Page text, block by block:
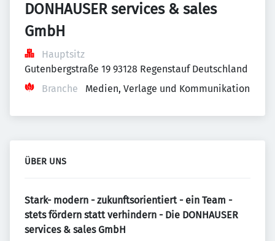
DONHAUSER services & sales
GmbH
Hauptsitz
Gutenbergstraße 19 93128 Regenstauf Deutschland
Branche
Medien, Verlage und Kommunikation
ÜBER UNS
Stark- modern - zukunftsorientiert - ein Team -
stets fördern statt verhindern - Die DONHAUSER
services & sales GmbH